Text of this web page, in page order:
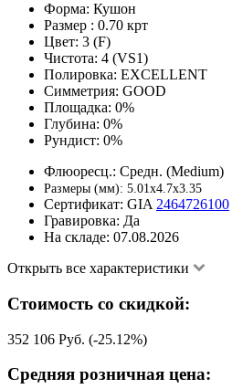
Форма: Кушон
Размер : 0.70 крт
Цвет: 3 (F)
Чистота: 4 (VS1)
Полировка: EXCELLENT
Симметрия: GOOD
Площадка: 0%
Глубина: 0%
Рундист: 0%
Флюоресц.: Средн. (Medium)
Размеры (мм): 5.01x4.7x3.35
Сертификат: GIA 2464726100
Гравировка: Да
На складе: 07.08.2026
Открыть все характеристики
Стоимость со скидкой:
352 106 Руб. (-25.12%)
Средняя розничная цена: